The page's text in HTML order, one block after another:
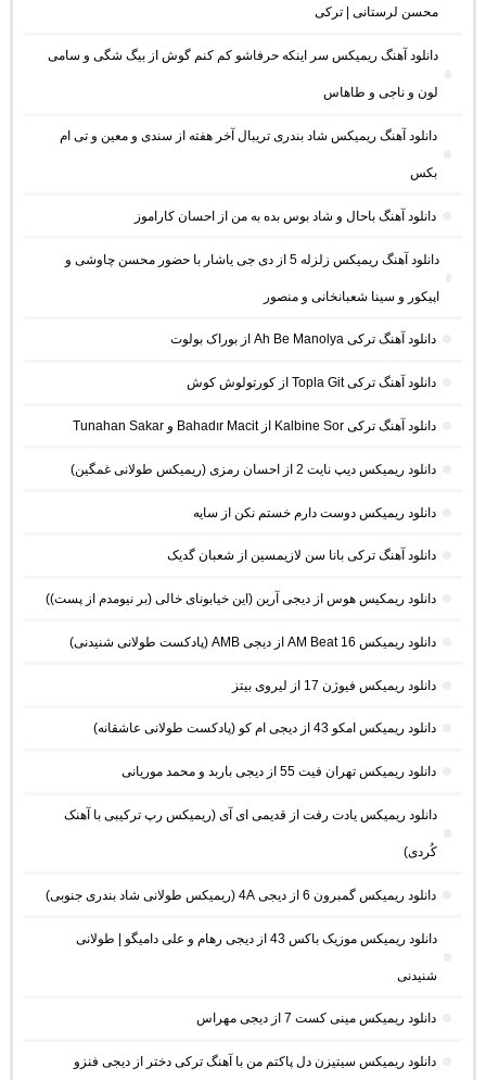
محسن لرستانی | ترکی
دانلود آهنگ ریمیکس سر اینکه حرفاشو کم کنم گوش از بیگ شگی و سامی
لون و ناجی و طاهاس
دانلود آهنگ ریمیکس شاد بندری تریبال آخر هفته از سندی و معین و تی ام
بکس
دانلود آهنگ باحال و شاد بوس بده به من از احسان کاراموز
دانلود آهنگ ریمیکس زلزله 5 از دی جی یاشار با حضور محسن چاوشی و
اپیکور و سینا شعبانخانی و منصور
دانلود آهنگ ترکی Ah Be Manolya از بوراک بولوت
دانلود آهنگ ترکی Topla Git از کورتولوش کوش
دانلود آهنگ ترکی Kalbine Sor از Bahadır Macit و Tunahan Sakar
دانلود ریمیکس دیپ نایت 2 از احسان رمزی (ریمیکس طولانی غمگین)
دانلود ریمیکس دوست دارم خستم نکن از سایه
دانلود آهنگ ترکی بانا سن لازیمسین از شعبان گدیک
دانلود ریمکیس هوس از دیجی آرین (این خیابونای خالی (بر نیومدم از پست))
دانلود ریمیکس AM Beat 16 از دیجی AMB (پادکست طولانی شنیدنی)
دانلود ریمیکس فیوژن 17 از لیروی بیتز
دانلود ریمیکس امکو 43 از دیجی ام کو (پادکست طولانی عاشقانه)
دانلود ریمیکس تهران فیت 55 از دیجی باربد و محمد موریانی
دانلود ریمیکس یادت رفت از قدیمی ای آی (ریمیکس رپ ترکیبی با آهنک
کُردی)
دانلود ریمیکس گمبرون 6 از دیجی 4A (ریمیکس طولانی شاد بندری جنوبی)
دانلود ریمیکس موزیک باکس 43 از دیجی رهام و علی دامیگو | طولانی
شنیدنی
دانلود ریمیکس مینی کست 7 از دیجی مهراس
دانلود ریمیکس سیتیزن دل پاکتم من با آهنگ ترکی دختر از دیجی فنزو